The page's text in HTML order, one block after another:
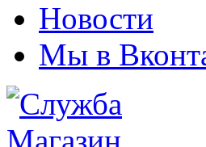
Новости
Мы в